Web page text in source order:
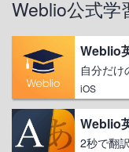
Weblio公式学
Weblio
自分だけ
iOS
Weblio
2秒で翻